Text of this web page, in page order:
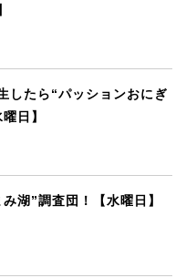
したら“パッションおにぎ
日】
み湖”調査団！【水曜日】